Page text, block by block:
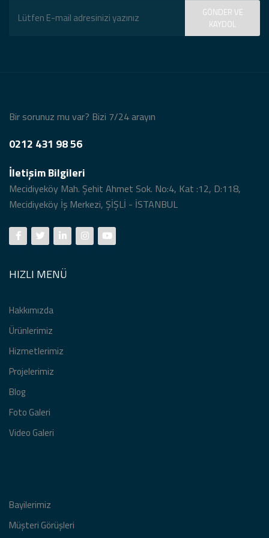
organizasyonu
Neslim Güngen Cevizlibağ Dans
Organizasyonu
Neslim Güngen Açılış Klibi
GÖNDER VE
KAYDOL
Bir sorunuz mu var? Bizi 7/24 arayın
0212 431 98 56
İletişim Bilgileri
Mecidiyeköy Mah. Şehit Ahmet Sok. No:4, Kat :12, D:118,
Mecidiyeköy İş Merkezi, ŞİŞLİ - İSTANBUL
HIZLI MENÜ
Hakkımızda
Ürünlerimiz
Hizmetlerimiz
Projelerimiz
Blog
Foto Galeri
Video Galeri
Bayilerimiz
Müşteri Görüşleri